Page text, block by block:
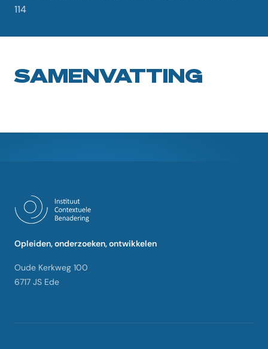
114
SAMENVATTING
Opleiden, onderzoeken, ontwikkelen
Oude Kerkweg 100
6717 JS Ede